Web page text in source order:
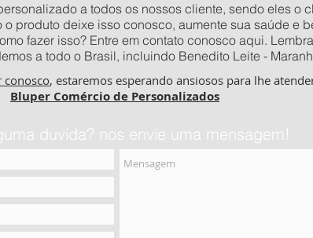
a todos os nossos cliente, sendo eles o
produto deixe isso conosco, aumente sua saúde e
fazer isso? Entre em contato conosco aqui.
a todo o Brasil, incluindo Benedito Leite -
conosco, estaremos esperando ansiosos para lhe
Bluper Comércio de Personalizados
duvida? nos envie uma mensagem!